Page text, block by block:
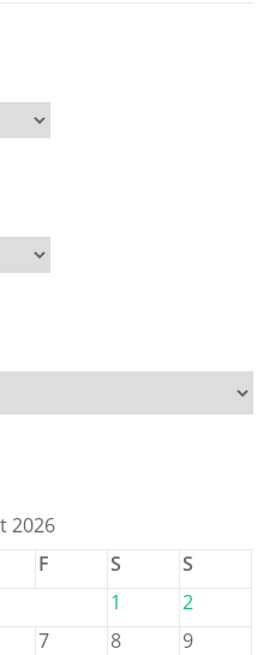
2026
F S
S
1
2
7 8
9